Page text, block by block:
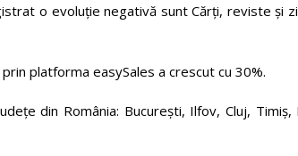
o evoluție negativă sunt Cărți, reviste și
platforma easySales a crescut cu 30%.
din România: București, Ilfov, Cluj, Timiș,